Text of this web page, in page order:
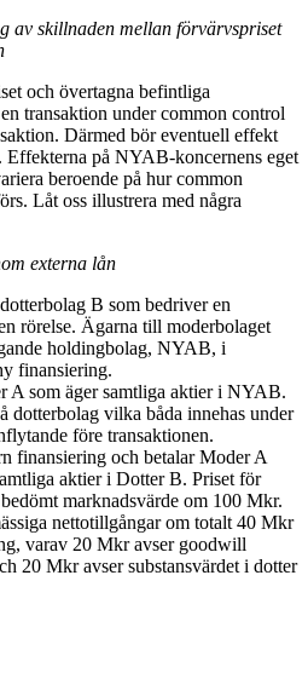
av skillnaden mellan förvärvspriset
och övertagna befintliga
transaktion under common control
Därmed bör eventuell effekt
Effekterna på NYAB-koncernens eget
beroende på hur common
Låt oss illustrera med några
externa lån
B som bedriver en
rörelse. Ägarna till moderbolaget
holdingbolag, NYAB, i
finansiering.
A som äger samtliga aktier i NYAB.
dotterbolag vilka båda innehas under
före transaktionen.
finansiering och betalar Moder A
aktier i Dotter B. Priset för
marknadsvärde om 100 Mkr.
nettotillgångar om totalt 40 Mkr
varav 20 Mkr avser goodwill
20 Mkr avser substansvärdet i dotter